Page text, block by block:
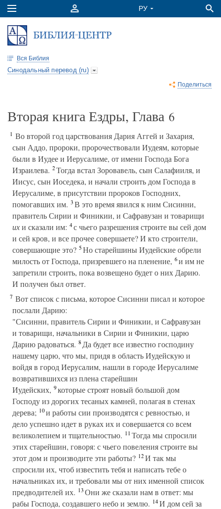
Вся Библия
Синодальный перевод (ru)
Поделиться
Вторая книга Ездры, Глава 6
1 Во второй год царствования Дария Аггей и Захария,
сын Аддо, пророки, пророчествовали Иудеям, которые
были в Иудее и Иерусалиме, от имени Господа Бога
Израилева. 2Тогда встал Зоровавель, сын Салафииля, и
Иисус, сын Иоседека, и начали строить дом Господа в
Иерусалиме, в присутствии пророков Господних,
помогавших им. 3В это время явился к ним Сисинни,
правитель Сирии и Финикии, и Сафравузан и товарищи
ихи сказали им: 4с чьего разрешения строите вы сей дом
и сей кров, и все прочее совершаете? И кто строители,
совершающие это? 5Но старейшины Иудейские обрели
милость от Господа, призревшего на пленение, 6и им не
запретили строить, пока возвещено будет о них Дарию.
И получен был ответ.
7 Вот список с письма, которое Сисинни писал и которое
послали Дарию:
"Сисинни, правитель Сирии и Финикии, и Сафравузан
и товарищи, начальники в Сирии и Финикии, царю
Дарию радоваться. 8Да будет все известно господину
нашему царю, что мы, придя в область Иудейскую и
войдя в город Иерусалим, нашли в городе Иерусалиме
возвратившихся из плена старейшин
Иудейских, 9которые строят новый большой дом
Господу из дорогих тесаных камней, полагая в стенах
дерева; 10и работы сии производятся с ревностью, и
дело успешно идет в руках их и совершается со всем
великолепием и тщательностью. 11Тогда мы спросили
этих старейшин, говоря: с чьего повеления строите вы
этот дом и производите эти работы? 12И так мы
спросили их, чтоб известить тебя и написать тебе о
начальниках их, и требовали мы от них именной список
предводителей их. 13Они же сказали нам в ответ: мы
рабы Господа, создавшего небо и землю. 14И дом сей за